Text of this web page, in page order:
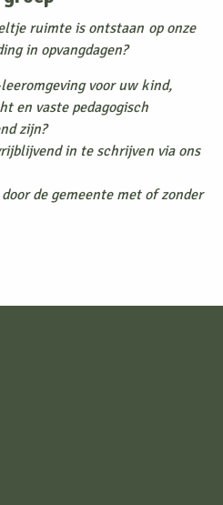
ontspannen, maar ook
in hun vaardigheden.
zien hoe ze zelf hun
en daardoor zelf hun
halen.
ruimte is ontstaan op onze
in opvangdagen?
voor uw kind,
en vaste pedagogisch
zijn?
in te schrijven via ons
de gemeente met of zonder